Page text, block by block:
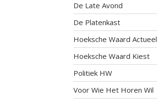
De Late Avond
De Platenkast
Hoeksche Waard Actueel
Hoeksche Waard Kiest
Politiek HW
Voor Wie Het Horen Wil